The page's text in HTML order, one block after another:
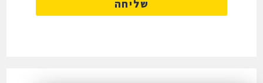
שליחה